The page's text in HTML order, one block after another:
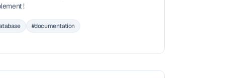
!
#documentation